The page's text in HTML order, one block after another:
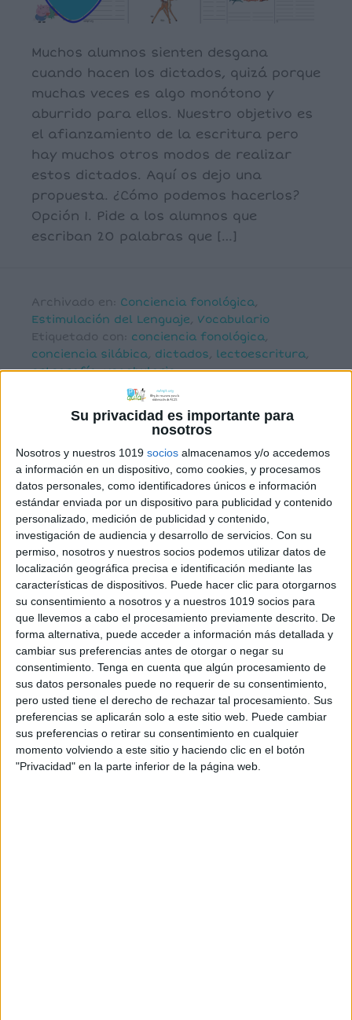
Su privacidad es importante para
nosotros
Nosotros y nuestros 1019 socios almacenamos y/o accedemos
a información en un dispositivo, como cookies, y procesamos
datos personales, como identificadores únicos e información
estándar enviada por un dispositivo para publicidad y contenido
personalizado, medición de publicidad y contenido,
investigación de audiencia y desarrollo de servicios. Con su
permiso, nosotros y nuestros socios podemos utilizar datos de
localización geográfica precisa e identificación mediante las
características de dispositivos. Puede hacer clic para otorgarnos
su consentimiento a nosotros y a nuestros 1019 socios para
que llevemos a cabo el procesamiento previamente descrito. De
forma alternativa, puede acceder a información más detallada y
cambiar sus preferencias antes de otorgar o negar su
consentimiento. Tenga en cuenta que algún procesamiento de
sus datos personales puede no requerir de su consentimiento,
pero usted tiene el derecho de rechazar tal procesamiento. Sus
preferencias se aplicarán solo a este sitio web. Puede cambiar
sus preferencias o retirar su consentimiento en cualquier
momento volviendo a este sitio y haciendo clic en el botón
"Privacidad" en la parte inferior de la página web.
Muchos alumnos sienten desgana
cuando hacen los dictados, quizá porque
muchas veces es algo monótono y
aburrido para ellos. Nuestro objetivo es
el afianzamiento de la escritura pero
hay muchos otros modos de realizar
estos dictados. Aquí os dejo una
propuesta. ¿Cómo podemos hacerlos?
Opción 1. Pide a los alumnos que
escriban 20 palabras que […]
Archivado en: Conciencia fonológica,
Estimulación del Lenguaje, Vocabulario
Etiquetado con: conciencia fonológica,
conciencia silábica, dictados, lectoescritura,
ortografía,vocabulario
Transformando
actividades tediosas
en divertidos juegos
6 junio, 2016 byMª Carmen Pérez
4
comentarios